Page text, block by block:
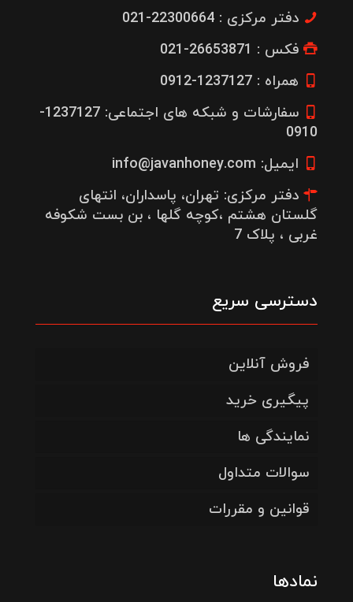
دفتر مرکزی : 22300664-021
فکس : 26653871-021
همراه : 1237127-0912
سفارشات و شبکه های اجتماعی: 1237127-
0910
ایمیل: info@javanhoney.com
دفتر مرکزی: تهران، پاسداران، انتهای
گلستان هشتم ،کوچه گلها ، بن بست شکوفه
غربی ، پلاک 7
دسترسی سریع
فروش آنلاین
پیگیری خرید
نمایندگی ها
سوالات متداول
قوانین و مقررات
نمادها